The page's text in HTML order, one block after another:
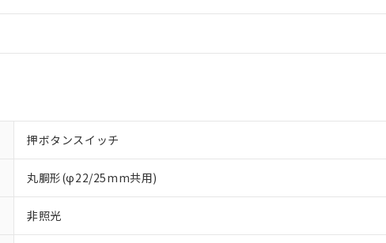
押ボタンスイッチ
丸胴形(φ22/25mm共用)
非照光